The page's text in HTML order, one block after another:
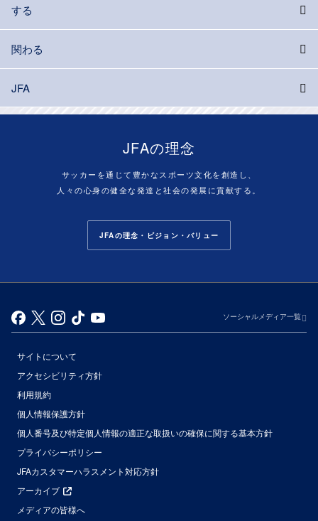
する
関わる
JFA
JFAの理念
サッカーを通じて豊かなスポーツ文化を創造し、
人々の心身の健全な発達と社会の発展に貢献する。
JFAの理念・ビジョン・バリュー
ソーシャルメディア一覧
サイトについて
アクセシビリティ方針
利用規約
個人情報保護方針
個人番号及び特定個人情報の適正な取扱いの確保に関する基本方針
プライバシーポリシー
JFAカスタマーハラスメント対応方針
アーカイブ
メディアの皆様へ